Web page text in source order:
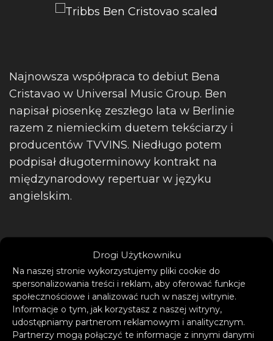
Drogi Użytkowniku
Na naszej stronie wykorzystujemy pliki cookie do
spersonalizowania treści i reklam, aby oferować funkcje
społecznościowe i analizować ruch w naszej witrynie.
Informacje o tym, jak korzystasz z naszej witryny,
udostępniamy partnerom reklamowym i analitycznym.
Partnerzy mogą połączyć te informacje z innymi danymi
Najnowsza współpraca to debiut Bena
Cristavao w Universal Music Group. Ben
napisał piosenkę zeszłego lata w Berlinie
razem z niemieckim duetem tekściarzy i
producentów TVVINS. Niedługo potem
podpisał długoterminowy kontrakt na
międzynarodowy repertuar w języku
angielskim.
Pilzno. Jest piosenkarzem, autorem tekstów,
sportowcem oraz aktorem. Jego mama
pochodzi z Czech, a ojciec z Angoli. Obecnie
należy do najważniejszych artystów czeskiej
sceny.